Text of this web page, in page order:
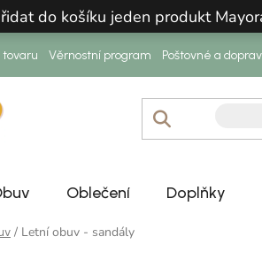
do košíku jeden produkt
Věrnostní program Poštovné a
Oblečení Doplňky
/ Letní obuv - sandály